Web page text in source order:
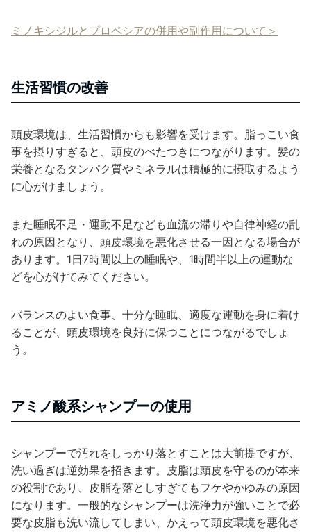
ミノキシジルとプロペシアの併用や副作用について＞
生活習慣の改善
頭皮環境は、生活習慣からも影響を受けます。脂っこい食
事を摂りすぎると、頭皮のべたつきにつながります。髪の
栄養となるタンパク質やミネラルは積極的に摂取するよう
に心がけましょう。
また睡眠不足・運動不足なども血流の滞りや自律神経の乱
れの原因となり、頭皮環境を悪化させる一因となる場合が
あります。1日7時間以上の睡眠や、1時間半以上の運動な
どを心がけてみてください。
バランスのよい食事、十分な睡眠、適度な運動を身に着け
ることが、頭皮環境を良好に保つことにつながるでしょ
う。
アミノ酸系シャンプーの使用
シャンプーで汚れをしっかり落とすことは大前提ですが、
洗い過ぎは逆効果を招きます。皮脂は頭皮を守るのが本来
の役割であり、皮脂を落としすぎてもフケやかゆみの原因
になります。一般的なシャンプーは洗浄力が強いことで必
要な皮脂も洗い流してしまい、かえって頭皮環境を悪化さ